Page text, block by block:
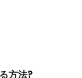
方法?